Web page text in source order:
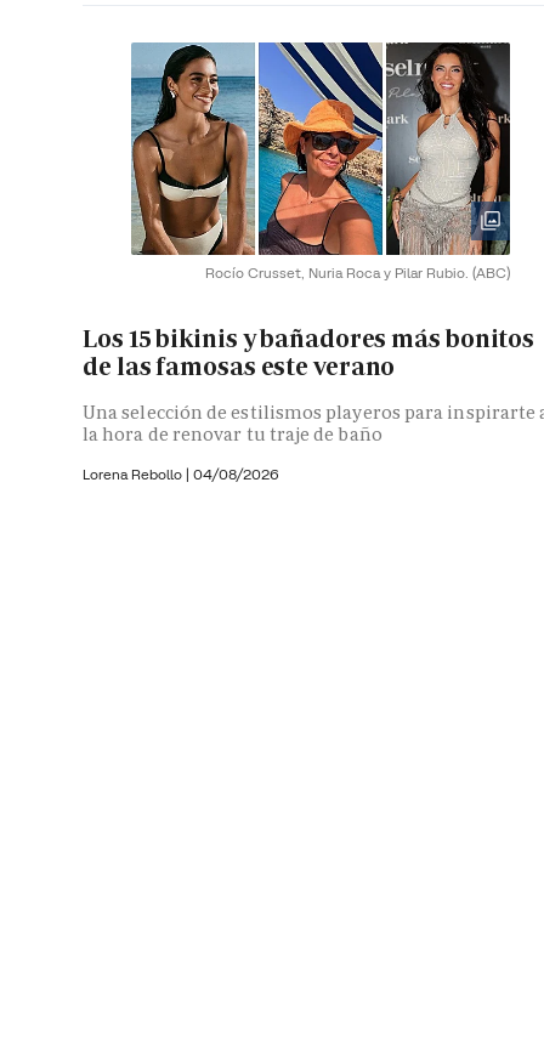
Rocío Crusset, Nuria Roca y Pilar Rubio. (ABC)
Los 15 bikinis y bañadores más bonitos
de las famosas este verano
Una selección de estilismos playeros para inspirarte
la hora de renovar tu traje de baño
Lorena Rebollo | 04/08/2026